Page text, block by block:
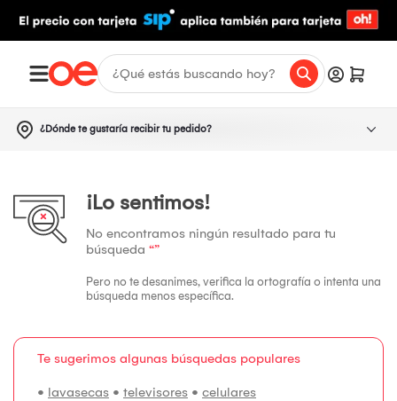
¿Dónde te gustaría recibir tu pedido?
¡Lo sentimos!
No encontramos ningún resultado para tu
búsqueda “”
Pero no te desanimes, verifica la ortografía o intenta una
búsqueda menos específica.
Te sugerimos algunas búsquedas populares
• lavasecas • televisores • celulares